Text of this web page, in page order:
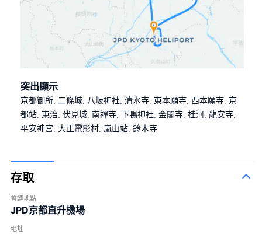
突出顯示
京都御所, 二條城, 八坂神社, 清水寺, 東本願寺, 西本願寺, 京
都站, 東治, 伏見城, 南禪寺, 下鴨神社, 金閣寺, 桂河, 龍安寺,
平安神宮, 大正電影村, 嵐山站, 鈴木寺
存取
會議地點
JPD京都直升機場
地址